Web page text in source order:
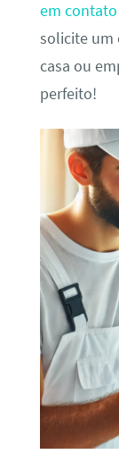
em contato
solicite um
casa ou
perfeito!